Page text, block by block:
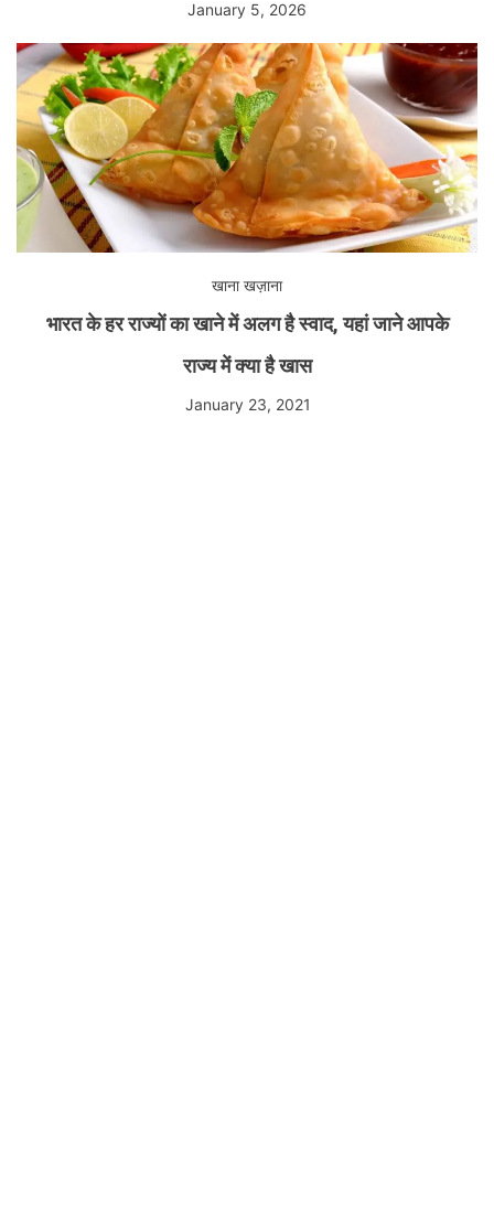
January 5, 2026
खाना खज़ाना
भारत के हर राज्यों का खाने में अलग है स्वाद, यहां जाने आपके
राज्य में क्या है खास
January 23, 2021